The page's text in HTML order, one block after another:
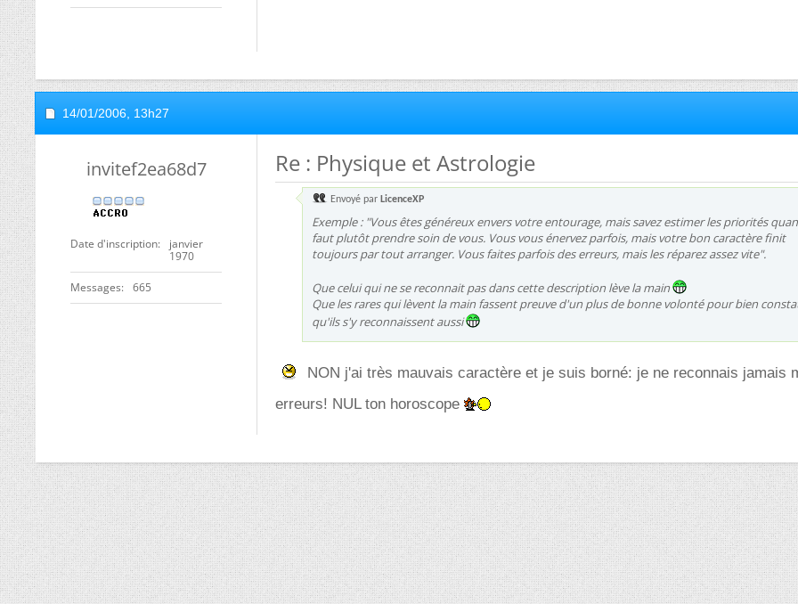
14/01/2006, 13h27
invitef2ea68d7
Date d'inscription
janvier
1970
Messages 665
Re : Physique et Astrologie
Envoyé par LicenceXP
Exemple : "Vous êtes généreux envers votre entourage, mais savez estimer les priorités
faut plutôt prendre soin de vous. Vous vous énervez parfois, mais votre bon caractère finit
toujours par tout arranger. Vous faites parfois des erreurs, mais les réparez assez vite".
Que celui qui ne se reconnait pas dans cette description lève la main
Que les rares qui lèvent la main fassent preuve d'un plus de bonne volonté pour bien
qu'ils s'y reconnaissent aussi
NON j'ai très mauvais caractère et je suis borné: je ne reconnais jamais
erreurs! NUL ton horoscope